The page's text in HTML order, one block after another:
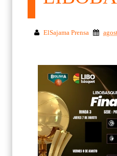
ElSajama Prensa